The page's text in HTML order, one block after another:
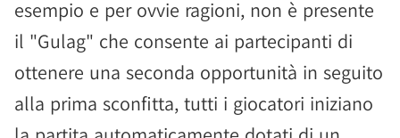
esempio e per ovvie ragioni, non è presente
il "Gulag" che consente ai partecipanti di
ottenere una seconda opportunità in seguito
alla prima sconfitta, tutti i giocatori iniziano